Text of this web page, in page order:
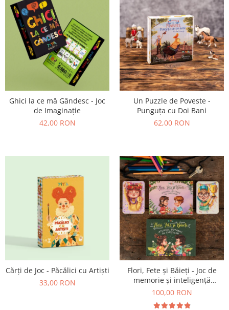
Ghici la ce mă Gândesc - Joc
de Imaginație
42,00 RON
Un Puzzle de Poveste -
Punguța cu Doi Bani
62,00 RON
Cărți de Joc - Păcălici cu Artiști
33,00 RON
Flori, Fete și Băieți - Joc de
memorie și inteligență
emoțională
100,00 RON